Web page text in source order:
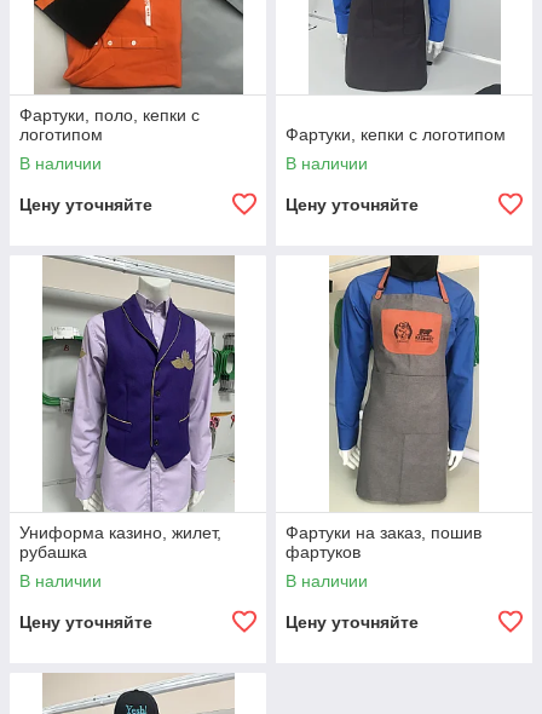
Фартуки, поло, кепки с
логотипом
В наличии
Цену уточняйте
Фартуки, кепки с логотипом
В наличии
Цену уточняйте
Униформа казино, жилет,
рубашка
В наличии
Цену уточняйте
Фартуки на заказ, пошив
фартуков
В наличии
Цену уточняйте